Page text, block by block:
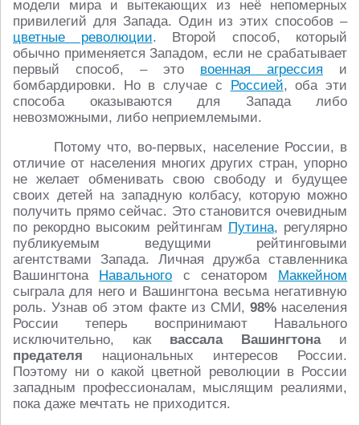
модели мира и вытекающих из неё непомерных
привилегий для Запада. Один из этих способов –
цветные революции. Второй способ, который
обычно применяется Западом, если не срабатывает
первый способ, – это военная агрессия и
бомбардировки. Но в случае с Россией, оба эти
способа оказываются для Запада либо
невозможными, либо неприемлемыми.
Потому что, во-первых, население России, в
отличие от населения многих других стран, упорно
не желает обменивать свою свободу и будущее
своих детей на западную колбасу, которую можно
получить прямо сейчас. Это становится очевидным
по рекордно высоким рейтингам Путина, регулярно
публикуемым ведущими рейтинговыми
агентствами Запада. Личная дружба ставленника
Вашингтона Навального с сенатором Маккейном
сыграла для него и Вашингтона весьма негативную
роль. Узнав об этом факте из СМИ, 98%населения
России теперь воспринимают Навального
исключительно, как вассала Вашингтонаи
предателя национальных интересов России.
Поэтому ни о какой цветной революции в России
западным профессионалам, мыслящим реалиями,
пока даже мечтать не приходится.